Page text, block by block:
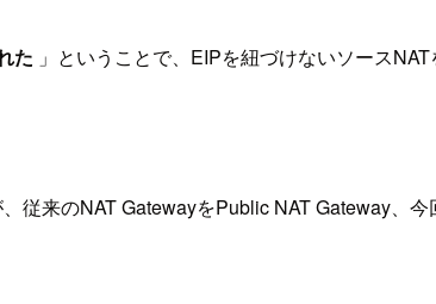
た 」ということで、EIPを紐づけないソース
従来のNAT GatewayをPublic NAT Gateway、